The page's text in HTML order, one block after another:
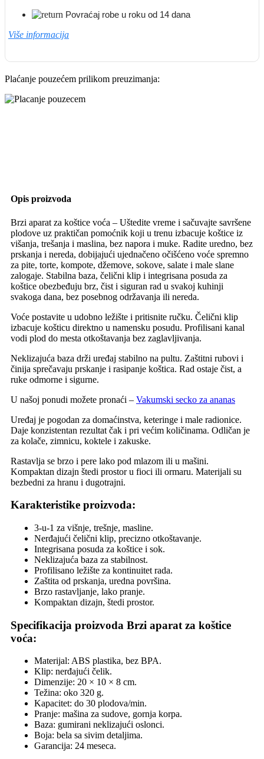
Povraćaj robe u roku od 14 dana
Više informacija
Plaćanje pouzećem prilikom preuzimanja:
Opis proizvoda
Brzi aparat za koštice voća – Uštedite vreme i sačuvajte savršene
plodove uz praktičan pomoćnik koji u trenu izbacuje koštice iz
višanja, trešanja i maslina, bez napora i muke. Radite uredno, bez
prskanja i nereda, dobijajući ujednačeno očišćeno voće spremno
za pite, torte, kompote, džemove, sokove, salate i male slane
zalogaje. Stabilna baza, čelični klip i integrisana posuda za
koštice obezbeđuju brz, čist i siguran rad u svakoj kuhinji
svakoga dana, bez posebnog održavanja ili nereda.
Voće postavite u udobno ležište i pritisnite ručku. Čelični klip
izbacuje košticu direktno u namensku posudu. Profilisani kanal
vodi plod do mesta otkoštavanja bez zaglavljivanja.
Neklizajuća baza drži uređaj stabilno na pultu. Zaštitni rubovi i
činija sprečavaju prskanje i rasipanje koštica. Rad ostaje čist, a
ruke odmorne i sigurne.
U našoj ponudi možete pronaći – Vakumski secko za ananas
Uređaj je pogodan za domaćinstva, keteringe i male radionice.
Daje konzistentan rezultat čak i pri većim količinama. Odličan je
za kolače, zimnicu, koktele i zakuske.
Rastavlja se brzo i pere lako pod mlazom ili u mašini.
Kompaktan dizajn štedi prostor u fioci ili ormaru. Materijali su
bezbedni za hranu i dugotrajni.
Karakteristike proizvoda:
3-u-1 za višnje, trešnje, masline.
Nerđajući čelični klip, precizno otkoštavanje.
Integrisana posuda za koštice i sok.
Neklizajuća baza za stabilnost.
Profilisano ležište za kontinuitet rada.
Zaštita od prskanja, uredna površina.
Brzo rastavljanje, lako pranje.
Kompaktan dizajn, štedi prostor.
Specifikacija proizvoda Brzi aparat za koštice
voća:
Materijal: ABS plastika, bez BPA.
Klip: nerđajući čelik.
Dimenzije: 20 × 10 × 8 cm.
Težina: oko 320 g.
Kapacitet: do 30 plodova/min.
Pranje: mašina za sudove, gornja korpa.
Baza: gumirani neklizajući oslonci.
Boja: bela sa sivim detaljima.
Garancija: 24 meseca.